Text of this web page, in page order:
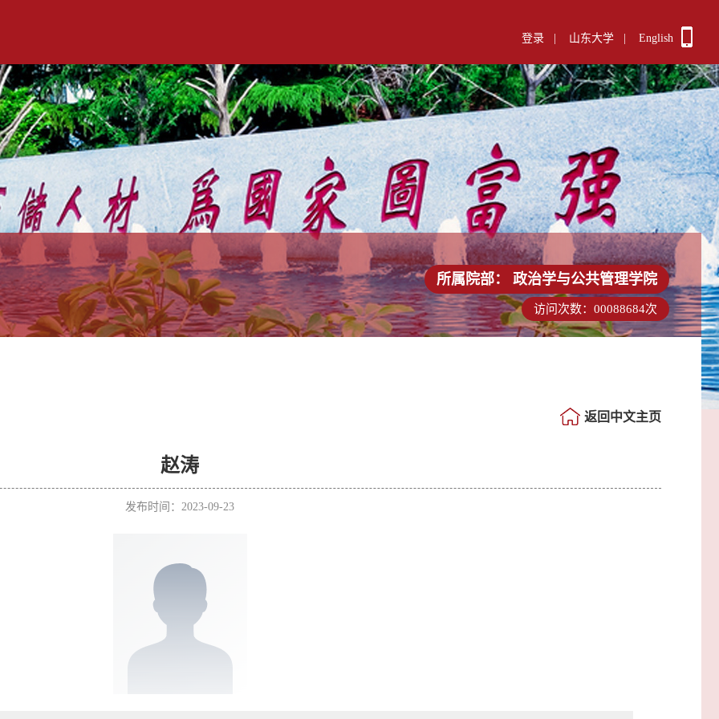
登录 山东大学 English
所属院部： 政治学与公共管理学院
访问次数： 00088684次
返回中文主页
赵涛
发布时间：2023-09-23